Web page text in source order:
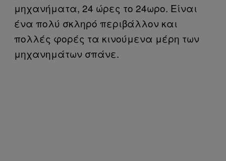
μηχανήματα, 24 ώρες το 24ωρο. Είναι
ένα πολύ σκληρό περιβάλλον και
πολλές φορές τα κινούμενα μέρη των
μηχανημάτων σπάνε.